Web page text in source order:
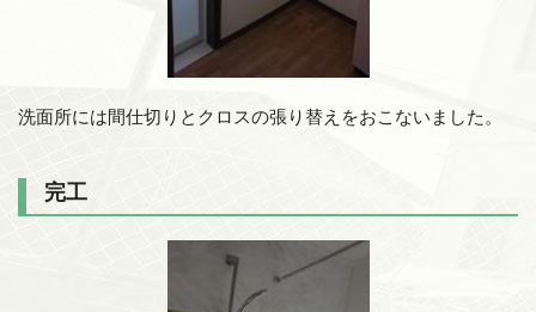
洗面所には間仕切りとクロスの張り替えをおこないました。
完工